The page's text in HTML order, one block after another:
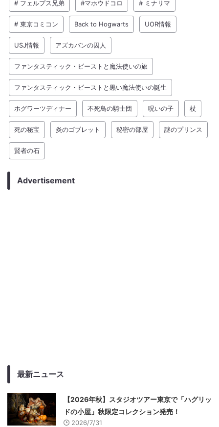
# フェルプス兄弟 #マホウドコロ # ミナリマ
# 東京コミコン Back to Hogwarts UOR情報
USJ情報 アズカバンの囚人
ファンタスティック・ビーストと魔法使いの旅
ファンタスティック・ビーストと黒い魔法使いの誕生
ホグワーツディナー 不死鳥の騎士団 呪いの子 杖
死の秘宝 炎のゴブレット 秘密の部屋 謎のプリンス
賢者の石
Advertisement
最新ニュース
【2026年秋】スタジオツアー東京で「ハグリッ
ドの小屋」秋限定コレクション発売！
2026/7/31